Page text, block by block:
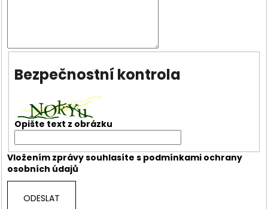
Bezpečnostní kontrola
Opište text z obrázku
Vložením zprávy souhlasíte s podmínkami ochrany
osobních údajů
ODESLAT